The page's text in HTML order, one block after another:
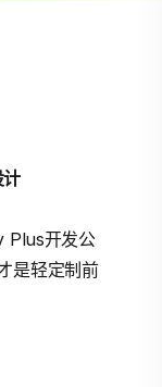
Plus开发公
是轻定制前